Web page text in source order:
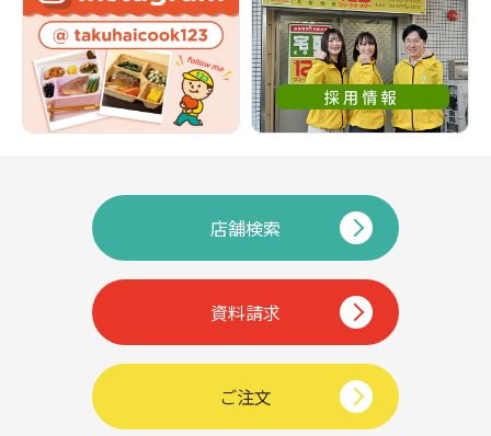
店舗検索
資料請求
ご注文